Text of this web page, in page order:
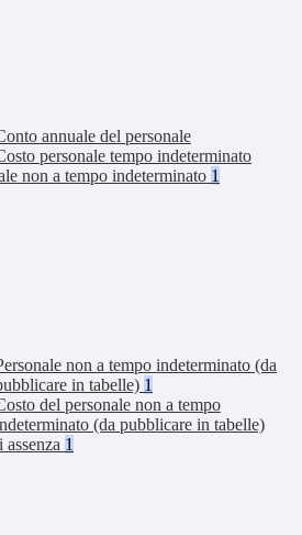
annuale del personale
personale tempo indeterminato
non a tempo indeterminato 1
non a tempo indeterminato (da
in tabelle) 1
del personale non a tempo
(da pubblicare in tabelle)
assenza 1